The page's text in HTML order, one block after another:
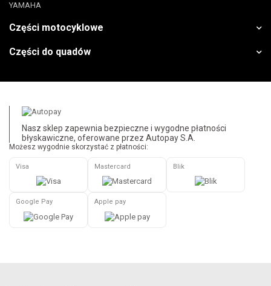
YAMAHA
Części motocyklowe
Części do quadów
Nasz sklep zapewnia bezpieczne i wygodne płatności
błyskawiczne, oferowane przez Autopay S.A.
Możesz wygodnie skorzystać z płatności:
Visa Mastercard Blik
Google Pay Apple pay